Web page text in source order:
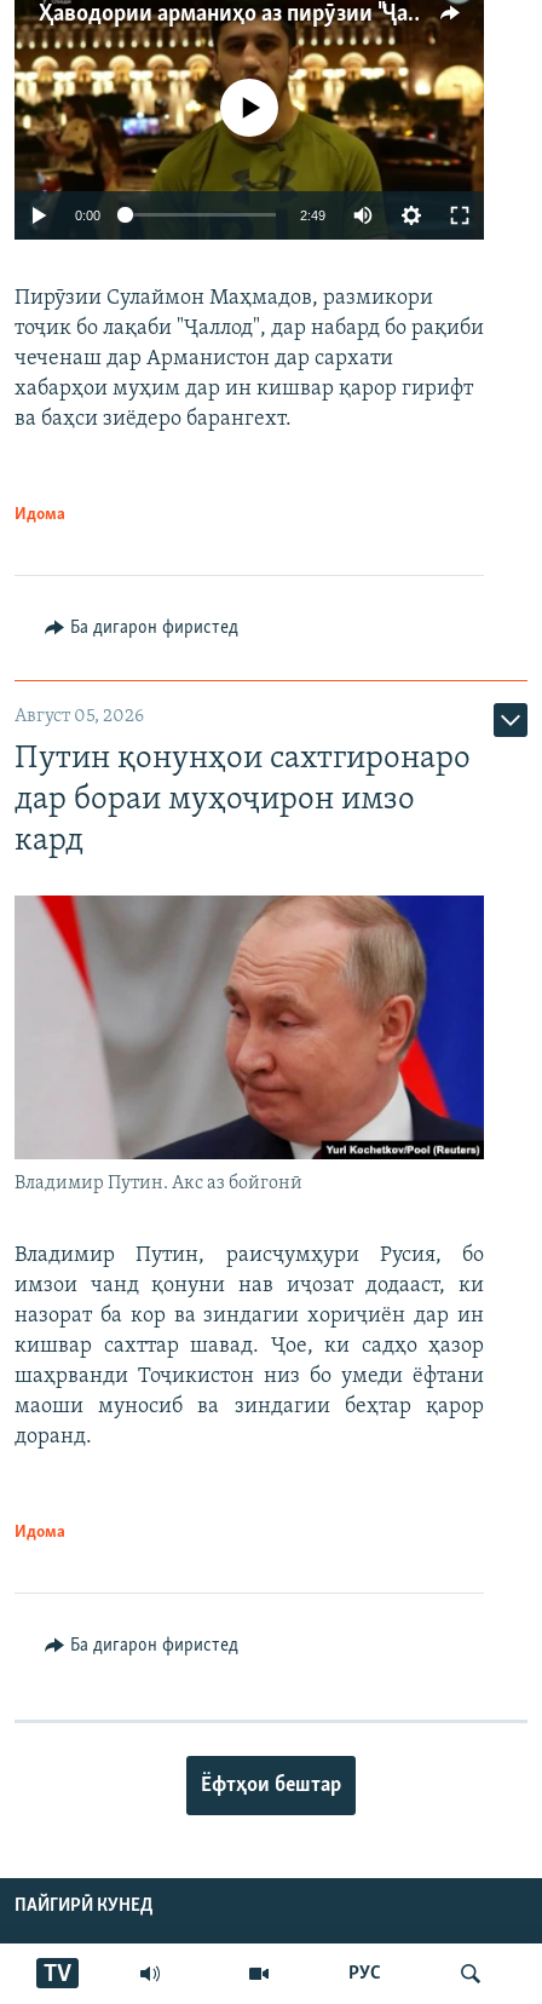
РУС
TV
Ҳаводории арманиҳо аз пирӯзии "Ҷаллод"-и тоҷик
Auto 240p 360p 480p
720p 1080p
Феълан кор намекунад
0:00 2:49
360p
480p
Пирӯзии Сулаймон Маҳмадов, размикори
тоҷик бо лақаби "Ҷаллод", дар набард бо рақиби
чеченаш дар Арманистон дар сархати
хабарҳои муҳим дар ин кишвар қарор гирифт
ва баҳси зиёдеро барангехт.
Идома
Ба дигарон фиристед
Август 05, 2026
Путин қонунҳои сахтгиронаро
дар бораи муҳоҷирон имзо
кард
Владимир Путин. Акс аз бойгонӣ
Владимир Путин, раисҷумҳури Русия, бо
имзои чанд қонуни нав иҷозат додааст, ки
назорат ба кор ва зиндагии хориҷиён дар ин
кишвар сахттар шавад. Ҷое, ки садҳо ҳазор
шаҳрванди Тоҷикистон низ бо умеди ёфтани
маоши муносиб ва зиндагии беҳтар қарор
доранд.
Идома
Ба дигарон фиристед
Ёфтҳои бештар
ПАЙГИРӢ КУНЕД